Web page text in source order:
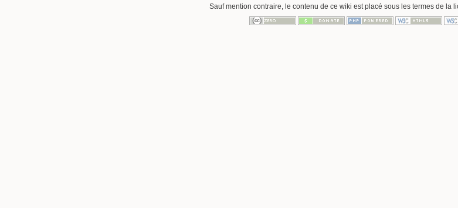
Sauf mention contraire, le contenu de ce wiki est placé sous les termes de la